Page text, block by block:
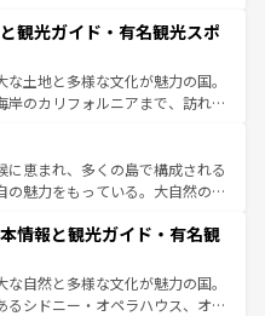
い。
、スイスならではのユニークな
光だけでなく町歩きも満喫する
が高いため物価も高いが、旅行
サービスもあり、うまく活用すれ
観光ガイド・有名観光スポ
土地と多様な文化が魅力の国。
岸のカリフォルニアまで、訪れる
、ショッピング、エンターテイ
的なスポットだ。一方、アメリカ
、グランドキャニオンやイエロー
、音楽と美食が融合した独特の
リカの各地域で異なる魅力を楽
豊かな歴史を感じることができ
リップや列車の旅も、アメリカ
に恵まれ、多くの島で構成される
の魅力をもっている。大自然の神
、定番の観光地といえばオアフ
るならマウイ島やカウアイ島が
ーンに輝く海をはじめ、豊かな
る。「アロハスピリット」と呼ば
情報と観光ガイド・有名観
自然と多様な文化が魅力の国。
るシドニー・オペラハウス、オー